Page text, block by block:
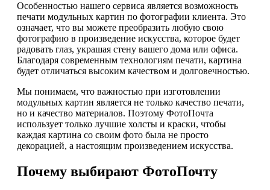
Особенностью нашего сервиса является возможность
печати модульных картин по фотографии клиента. Это
означает, что вы можете преобразить любую свою
фотографию в произведение искусства, которое будет
радовать глаз, украшая стену вашего дома или офиса.
Благодаря современным технологиям печати, картина
будет отличаться высоким качеством и долговечностью.
Мы понимаем, что важностью при изготовлении
модульных картин является не только качество печати,
но и качество материалов. Поэтому ФотоПочта
использует только лучшие холсты и краски, чтобы
каждая картина со своим фото была не просто
декорацией, а настоящим произведением искусства.
Почему выбирают ФотоПочту